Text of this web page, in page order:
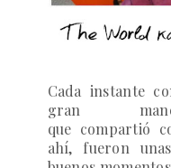
Cada instante
gran
que compartió
ahí, fueron